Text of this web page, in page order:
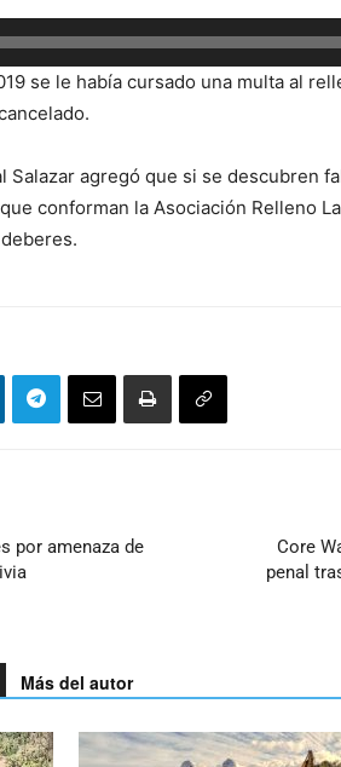
se le había cursado una multa al
Salazar agregó que si se descubren
conforman la Asociación Relleno
por amenaza de
Core
penal
Más del autor